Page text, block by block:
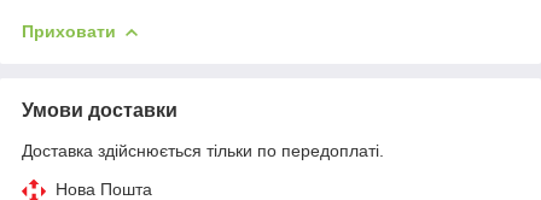
Приховати
Умови доставки
Доставка здійснюється тільки по передоплаті.
Нова Пошта